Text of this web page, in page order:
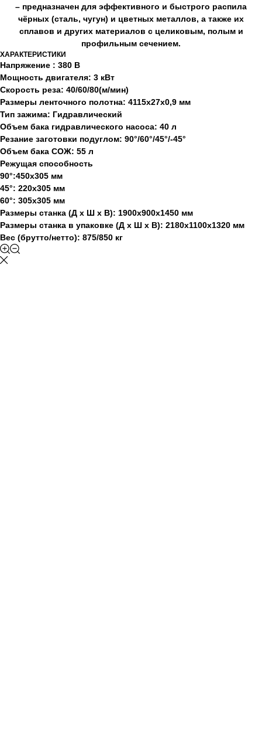
– предназначен для эффективного и быстрого распила
чёрных (сталь, чугун) и цветных металлов, а также их
сплавов и других материалов с целиковым, полым и
профильным сечением.
ХАРАКТЕРИСТИКИ
Напряжение : 380 В
Мощность двигателя: 3 кВт
Скорость реза: 40/60/80(м/мин)
Размеры ленточного полотна: 4115х27х0,9 мм
Тип зажима: Гидравлический
Объем бака гидравлического насоса: 40 л
Резание заготовки подуглом: 90°/60°/45°/-45°
Объем бака СОЖ: 55 л
Режущая способность
90°:450х305 мм
45°: 220x305 мм
60°: 305x305 мм
Размеры станка (Д x Ш x В): 1900x900x1450 мм
Размеры станка в упаковке (Д x Ш x В): 2180x1100x1320 мм
Вес (брутто/нетто): 875/850 кг